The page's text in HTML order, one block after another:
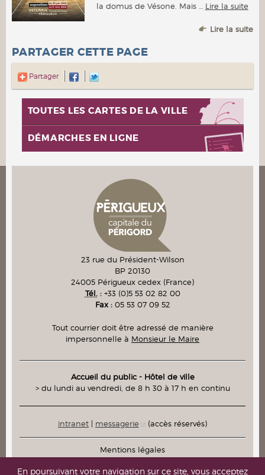
la domus de Vésone. Mais … Lire la suite
Lire la suite
PARTAGER CETTE PAGE
Partager
TOUTES LES CARTES DE LA VILLE
DÉMARCHES EN LIGNE
23 rue du Président-Wilson
BP 20130
24005 Périgueux cedex (France)
Tél. : +33 (0)5 53 02 82 00
Fax : 05 53 07 09 52
Tout courrier doit être adressé de manière
impersonnelle à Monsieur le Maire
Accueil du public - Hôtel de ville
> du lundi au vendredi, de 8 h 30 à 17 h en continu
intranet| messagerie (accès réservés)
Mentions légales
Plan du site
En poursuivant votre navigation sur ce site, vous acceptez